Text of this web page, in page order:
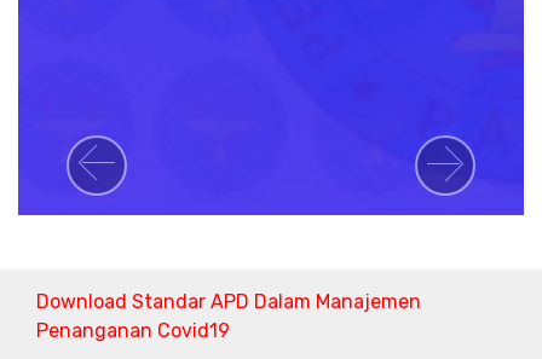
Previous Next
Download Standar APD Dalam Manajemen
Penanganan Covid19